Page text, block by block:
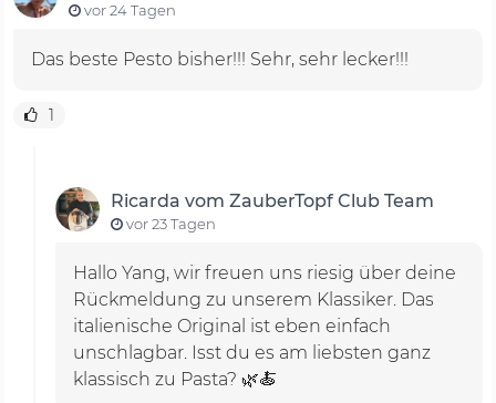
vor 24 Tagen
Das beste Pesto bisher!!! Sehr, sehr lecker!!!
1
Ricarda vom ZauberTopf Club Team
vor 23 Tagen
Hallo Yang, wir freuen uns riesig über deine
Rückmeldung zu unserem Klassiker. Das
italienische Original ist eben einfach
unschlagbar. Isst du es am liebsten ganz
klassisch zu Pasta? 🌿🍝